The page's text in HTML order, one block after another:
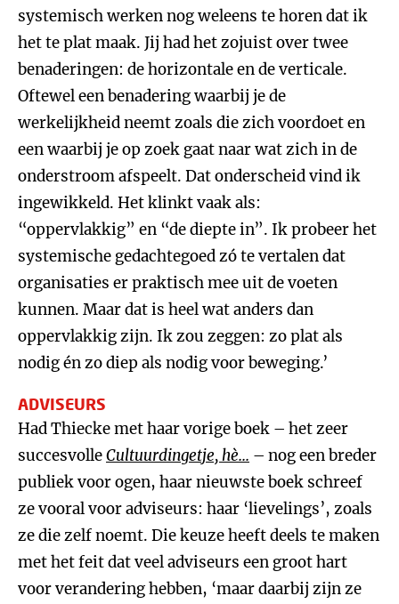
systemisch werken nog weleens te horen dat ik
het te plat maak. Jij had het zojuist over twee
benaderingen: de horizontale en de verticale.
Oftewel een benadering waarbij je de
werkelijkheid neemt zoals die zich voordoet en
een waarbij je op zoek gaat naar wat zich in de
onderstroom afspeelt. Dat onderscheid vind ik
ingewikkeld. Het klinkt vaak als:
“oppervlakkig” en “de diepte in”. Ik probeer het
systemische gedachtegoed zó te vertalen dat
organisaties er praktisch mee uit de voeten
kunnen. Maar dat is heel wat anders dan
oppervlakkig zijn. Ik zou zeggen: zo plat als
nodig én zo diep als nodig voor beweging.’
ADVISEURS
Had Thiecke met haar vorige boek – het zeer
succesvolleCultuurdingetje, hè... – nog een breder
publiek voor ogen, haar nieuwste boek schreef
ze vooral voor adviseurs: haar ‘lievelings’, zoals
ze die zelf noemt. Die keuze heeft deels te maken
met het feit dat veel adviseurs een groot hart
voor verandering hebben, ‘maar daarbij zijn ze